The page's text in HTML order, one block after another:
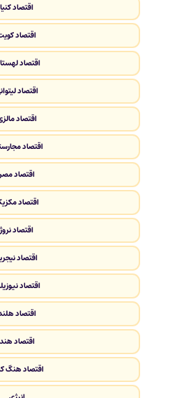
اقتصاد کنیا
اقتصاد
اقتصاد
اقتصاد
اقتصاد
اقتصاد
اقتصاد
اقتصاد
اقتصاد نروژ
اقتصاد
اقتصاد
اقتصاد
اقتصاد هند
اقتصاد هنگ